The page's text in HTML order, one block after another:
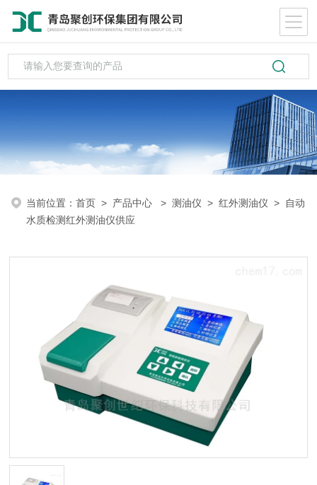
当前位置：首页 > 产品中心 >测油仪 >红外测油仪 > 自动
水质检测红外测油仪供应